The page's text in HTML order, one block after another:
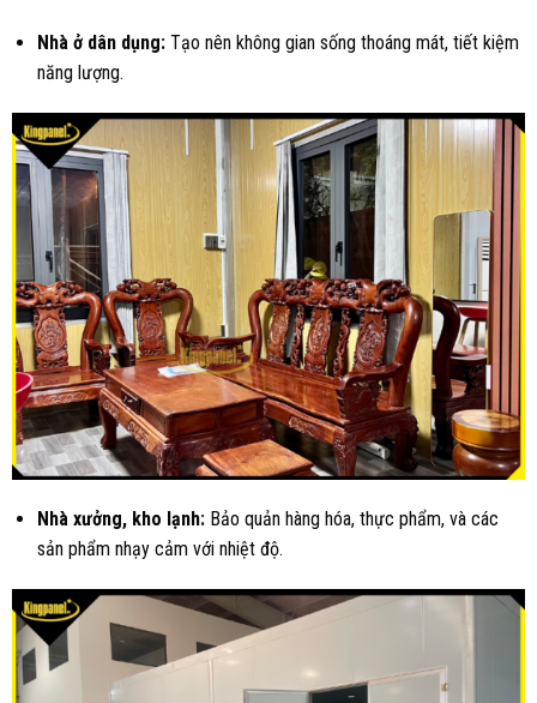
Nhà ở dân dụng: Tạo nên không gian sống thoáng mát, tiết kiệm
năng lượng.
Nhà xưởng, kho lạnh: Bảo quản hàng hóa, thực phẩm, và các
sản phẩm nhạy cảm với nhiệt độ.